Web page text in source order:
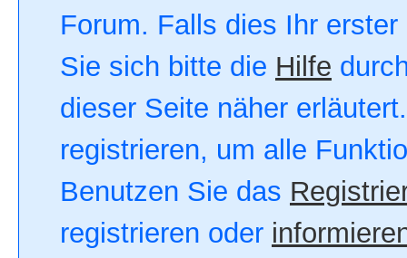
Forum. Falls dies Ihr
Sie sich bitte die Hilfe
dieser Seite näher
registrieren, um alle
Benutzen Sie das
registrieren oder